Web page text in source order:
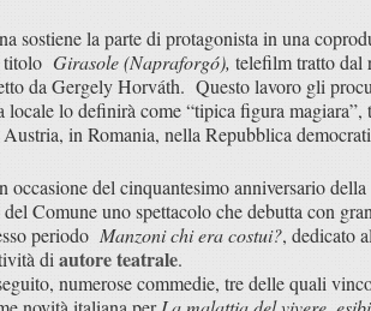
sostiene la parte di protagonista in una
titolo Girasole (Napraforgó), telefilm tratto dal
da Gergely Horváth. Questo lavoro gli
locale lo definirà come “tipica figura magiara”,
in Romania, nella Repubblica
occasione del cinquantesimo anniversario
Comune uno spettacolo che debutta con
periodo Manzoni chi era costui?, dedicato
di autore teatrale.
numerose commedie, tre delle quali